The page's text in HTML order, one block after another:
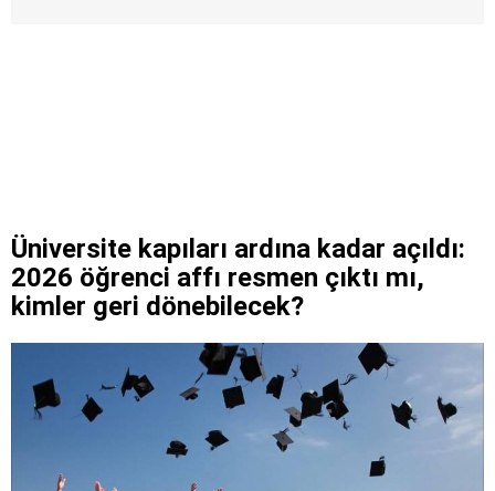
Üniversite kapıları ardına kadar açıldı:
2026 öğrenci affı resmen çıktı mı,
kimler geri dönebilecek?